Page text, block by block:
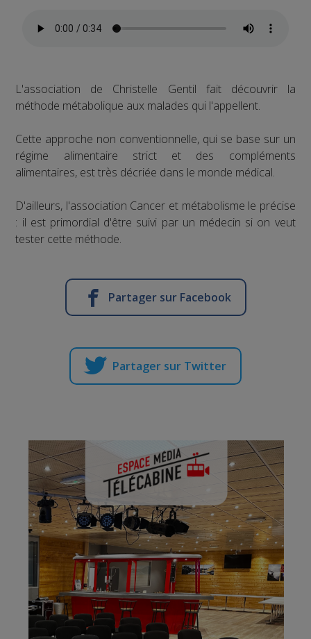
L'association de Christelle Gentil fait découvrir la
méthode métabolique aux malades qui l'appellent.
Cette approche non conventionnelle, qui se base sur un
régime alimentaire strict et des compléments
alimentaires, est très décriée dans le monde médical.
D'ailleurs, l'association Cancer et métabolisme le précise
: il est primordial d'être suivi par un médecin si on veut
tester cette méthode.
Partager sur Facebook
Partager sur Twitter